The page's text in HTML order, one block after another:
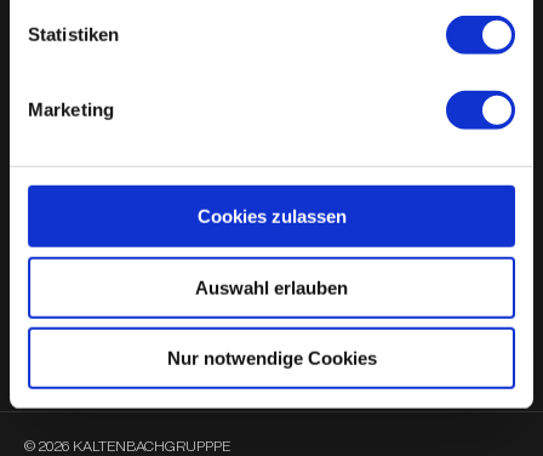
Statistiken
Marketing
Cookies zulassen
Auswahl erlauben
Nur notwendige Cookies
BMW Motorrad, Honda Motorrad und Supertrip bietet sie ein breites
Verkauf, Service und Werkstatt für Sie da.
Standort Schnellauswahl
© 2026 KALTENBACHGRUPPPE